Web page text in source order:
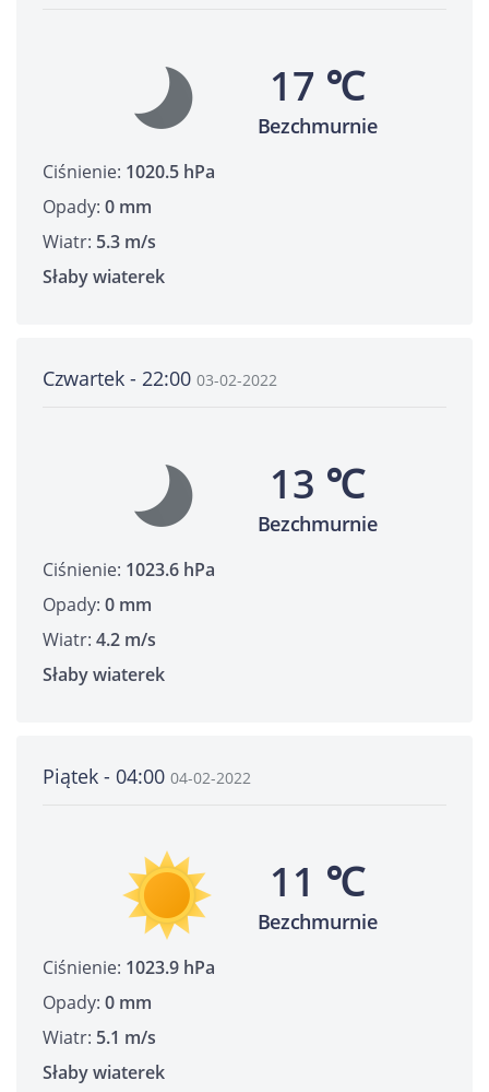
17 ℃
Bezchmurnie
Ciśnienie: 1020.5 hPa
Opady: 0 mm
Wiatr: 5.3 m/s
Słaby wiaterek
Czwartek - 22:00 03-02-2022
13 ℃
Bezchmurnie
Ciśnienie: 1023.6 hPa
Opady: 0 mm
Wiatr: 4.2 m/s
Słaby wiaterek
Piątek - 04:00 04-02-2022
11 ℃
Bezchmurnie
Ciśnienie: 1023.9 hPa
Opady: 0 mm
Wiatr: 5.1 m/s
Słaby wiaterek